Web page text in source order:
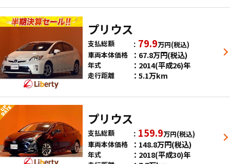
プリウス
支払総額 79.9万円(税込)
車両本体価格
67.8万円(税込)
年式 2014(平成26)年
走行距離 5.1万km
プリウス
支払総額 159.9万円(税込)
車両本体価格
148.8万円(税込)
年式 2018(平成30)年